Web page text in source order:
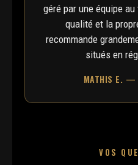
géré par une équipe
qualité et la
recommande
situés en
MATHIS E. —
VOS